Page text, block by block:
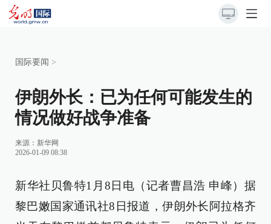
国际要闻 >
伊朗外长：已为任何可能发生的
情况做好战争准备
来源： 新华网
2026-01-09 08:38
新华社贝鲁特1月8日电（记者曹昌浩 申峰）据
黎巴嫩国家通讯社8日报道，伊朗外长阿拉格齐